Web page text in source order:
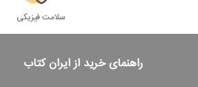
سلامت فیزیکی
راهنمای خرید از ایران کتاب